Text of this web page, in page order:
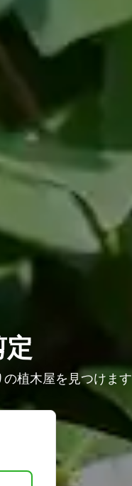
植木屋を見つけます